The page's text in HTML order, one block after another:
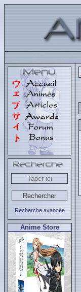
Recherche avancée
Anime Store